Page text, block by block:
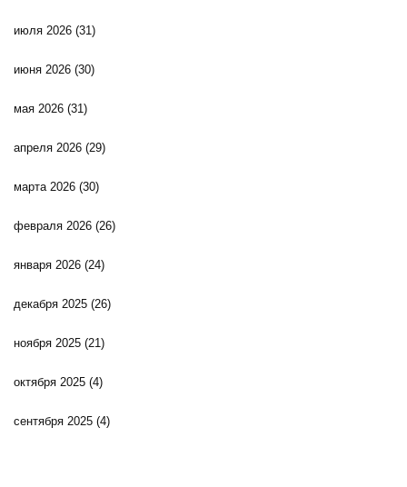
июля 2026 (31)
июня 2026 (30)
мая 2026 (31)
апреля 2026 (29)
марта 2026 (30)
февраля 2026 (26)
января 2026 (24)
декабря 2025 (26)
ноября 2025 (21)
октября 2025 (4)
сентября 2025 (4)